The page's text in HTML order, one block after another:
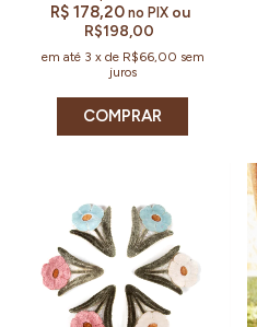
R$ 178,20 no PIX ou
R$198,00
em até 3 x de R$66,00 sem
juros
COMPRAR